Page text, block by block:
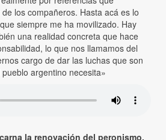
los compañeros. Hasta acá es lo
siempre me ha movilizado. Hay
una realidad concreta que hace
lo que nos llamamos del
cargo de dar las luchas que son
argentino necesita»
la renovación del peronismo,